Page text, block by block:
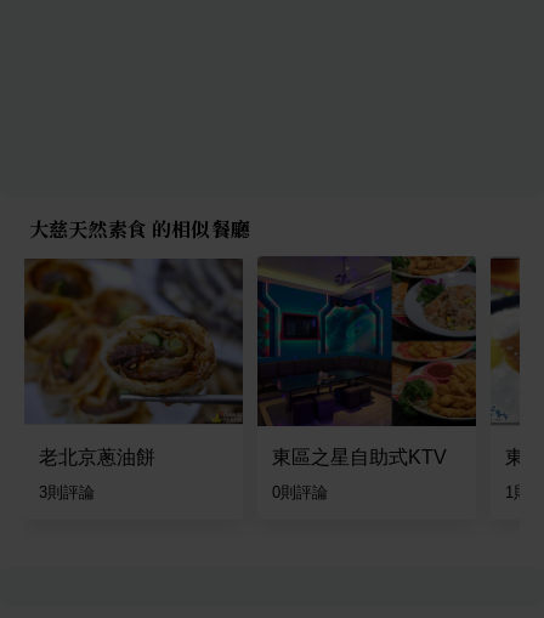
大慈天然素食 的相似餐廳
老北京蔥油餅
3則評論
東區之星自助式KTV
0則評論
東
1則